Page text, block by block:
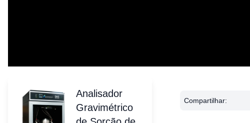
Analisador
Gravimétrico
Compartilhar: